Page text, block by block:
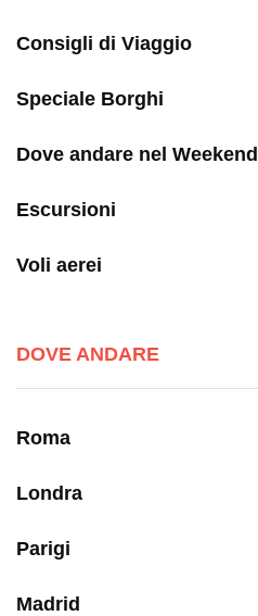
Consigli di Viaggio
Speciale Borghi
Dove andare nel Weekend
Escursioni
Voli aerei
DOVE ANDARE
Roma
Londra
Parigi
Madrid